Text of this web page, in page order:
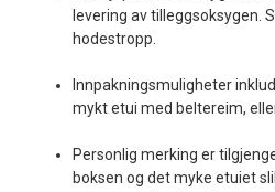
levering av tilleggsoksygen.
hodestropp.
Innpakningsmuligheter
mykt etui med beltereim,
Personlig merking er
boksen og det myke etuiet